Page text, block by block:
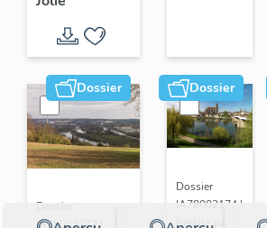
Dossier
Dossier
IA78002272 |
Dossier
Dossier
IA78002174 |
Réalisé par